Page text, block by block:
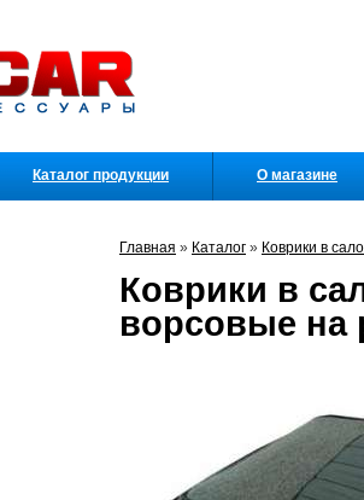
Главная » Каталог » Коврики в
Коврики в
ворсовые на
Каталог продукции О магазине